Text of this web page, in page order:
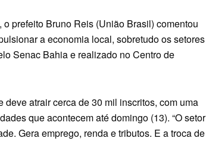
prefeito Bruno Reis (União Brasil) comentou
a economia local, sobretudo os setores
Senac Bahia e realizado no Centro de
atrair cerca de 30 mil inscritos, com uma
que acontecem até domingo (13). “O setor
Gera emprego, renda e tributos. E a troca de